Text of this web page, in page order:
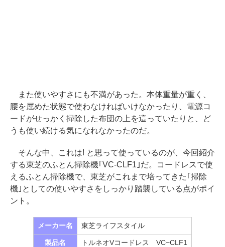
また使いやすさにも不満があった。本体重量が重く、
腰を屈めた状態で使わなければいけなかったり、電源コ
ードがせっかく掃除した布団の上を這っていたりと、ど
うも使い続ける気になれなかったのだ。
そんな中、これは! と思って使っているのが、今回紹介
する東芝のふとん掃除機｢VC-CLF1｣だ。コードレスで使
えるふとん掃除機で、東芝がこれまで培ってきた｢掃除
機｣としての使いやすさをしっかり踏襲している点がポイ
ント。
メーカー名 東芝ライフスタイル
製品名 トルネオVコードレス VC−CLF1